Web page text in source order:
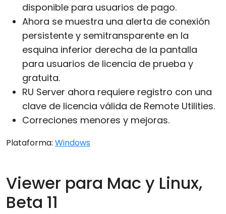
disponible para usuarios de pago.
Ahora se muestra una alerta de conexión
persistente y semitransparente en la
esquina inferior derecha de la pantalla
para usuarios de licencia de prueba y
gratuita.
RU Server ahora requiere registro con una
clave de licencia válida de Remote Utilities.
Correciones menores y mejoras.
Plataforma: Windows
Viewer para Mac y Linux,
Beta 11